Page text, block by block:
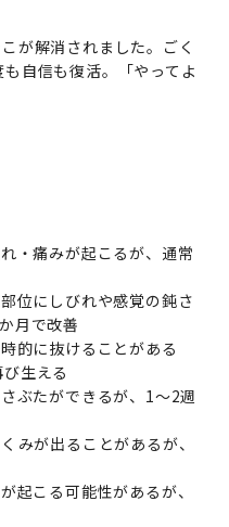
が解消されました。ごく
自信も復活。「やってよ
・痛みが起こるが、通常
位にしびれや感覚の鈍さ
月で改善
的に抜けることがある
生える
ぶたができるが、1～2週
みが出ることがあるが、
起こる可能性があるが、